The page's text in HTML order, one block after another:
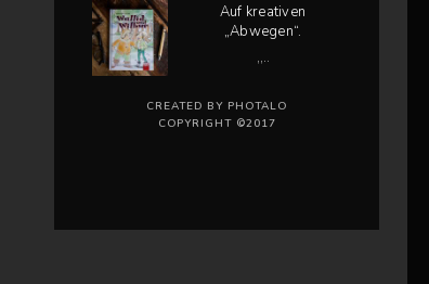
Auf kreativen
„Abwegen“.
„..
CREATED BY PHOTALO
COPYRIGHT ©2017